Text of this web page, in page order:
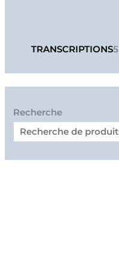
TRANSCRIPTIONS5
Recherche